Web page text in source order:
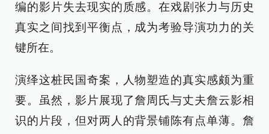
编的影片失去现实的质感。在戏剧张力与历史
真实之间找到平衡点，成为考验导演功力的关
键所在。
演绎这桩民国奇案，人物塑造的真实感颇为重
要。虽然，影片展现了詹周氏与丈夫詹云影相
识的片段，但对两人的背景铺陈有点单薄。詹